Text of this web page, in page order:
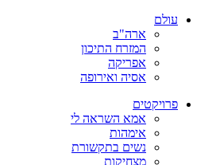
עולם
ארה"ב
המזרח התיכון
אפריקה
אסיה ואירופה
פרויקטים
אמא השראה לי
אימהות
נשים בתקשורת
מצחיקות